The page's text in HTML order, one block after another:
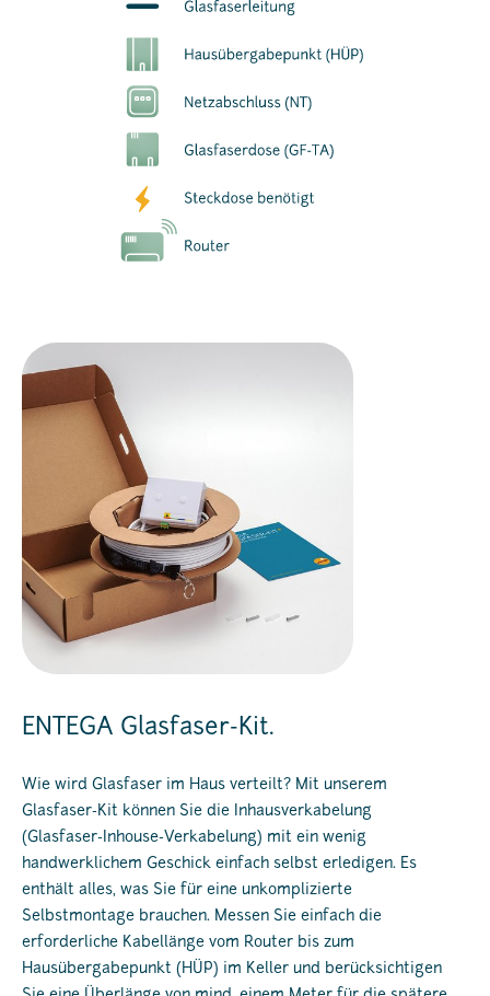
ENTEGA Glasfaser-Kit.
Wie wird Glasfaser im Haus verteilt? Mit unserem
Glasfaser-Kit können Sie die Inhausverkabelung
(Glasfaser-Inhouse-Verkabelung) mit ein wenig
handwerklichem Geschick einfach selbst erledigen. Es
enthält alles, was Sie für eine unkomplizierte
Selbstmontage brauchen. Messen Sie einfach die
erforderliche Kabellänge vom Router bis zum
Hausübergabepunkt (HÜP) im Keller und berücksichtigen